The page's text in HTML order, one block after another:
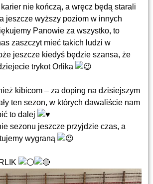
nie kończą, a wręcz będą starali
jeszcze wyższy poziom w innych
Panowie za wszystko, to
zaszczyt mieć takich ludzi w
jeszcze kiedyś będzie szansa, że
trykot Orlika
kibicom – za doping na dzisiejszym
ten sezon, w których dawaliście nam
to dalej
sezonu jeszcze przyjdzie czas, a
wygraną